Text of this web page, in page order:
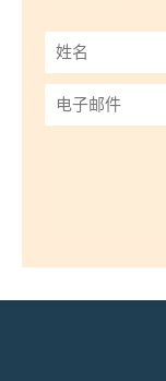
姓
名
*
子